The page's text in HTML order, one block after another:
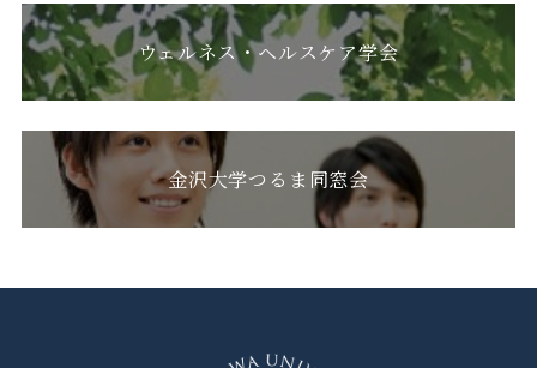
ウェルネス・ヘルスケア学会
金沢大学つるま同窓会